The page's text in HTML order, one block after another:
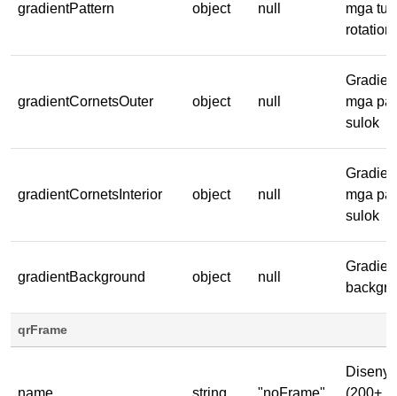
gradientPattern object null
mga
gradientCornetsOuter object null
mga
sulok
gradientCornetsInterior object null
mga
sulok
gradientBackground object null
qrFrame
name string "noFrame"
(200+